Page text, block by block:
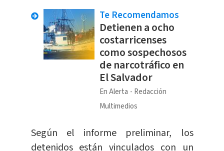
Te Recomendamos
Detienen a ocho
costarricenses
como sospechosos
de narcotráfico en
El Salvador
En Alerta
Redacción
Multimedios
Según el informe preliminar, los
detenidos están vinculados con un